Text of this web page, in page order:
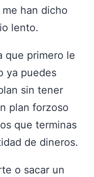
han dicho
lento.
que primero le
ya puedes
sin tener
plan forzoso
que terminas
de dineros.
o sacar un